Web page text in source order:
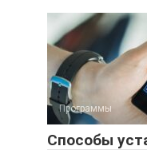
Программы
Способы